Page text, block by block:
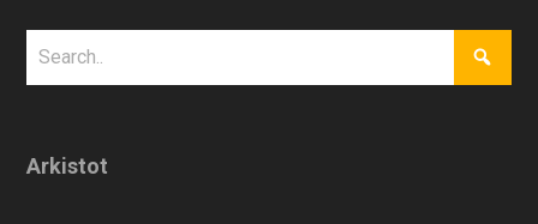
Arkistot